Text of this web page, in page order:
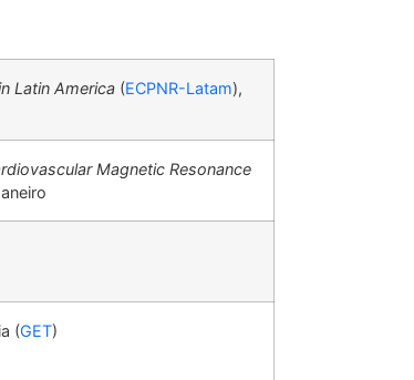
Latin America (ECPNR-Latam),
Magnetic Resonance
(GET)